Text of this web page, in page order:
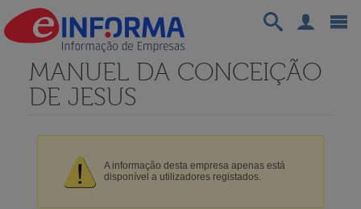
MANUEL DA CONCEIÇÃO
DE JESUS
A informação desta empresa apenas está
disponível a utilizadores registados.